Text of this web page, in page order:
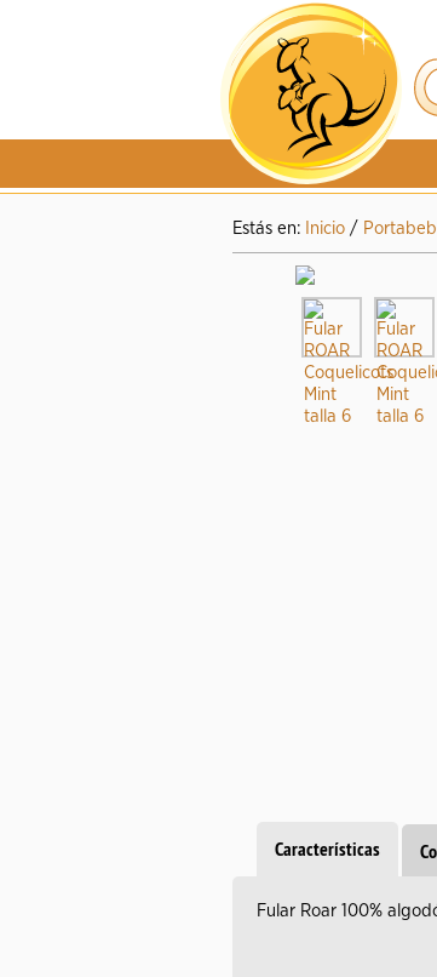
Estás en: Inicio /
Características
Fular Roar 100%